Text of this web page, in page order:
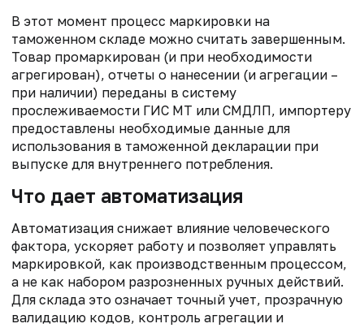
В этот момент процесс маркировки на
таможенном складе можно считать завершенным.
Товар промаркирован (и при необходимости
агрегирован), отчеты о нанесении (и агрегации –
при наличии) переданы в систему
прослеживаемости ГИС МТ или СМДЛП, импортеру
предоставлены необходимые данные для
использования в таможенной декларации при
выпуске для внутреннего потребления.
Что дает автоматизация
Автоматизация снижает влияние человеческого
фактора, ускоряет работу и позволяет управлять
маркировкой, как производственным процессом,
а не как набором разрозненных ручных действий.
Для склада это означает точный учет, прозрачную
валидацию кодов, контроль агрегации и